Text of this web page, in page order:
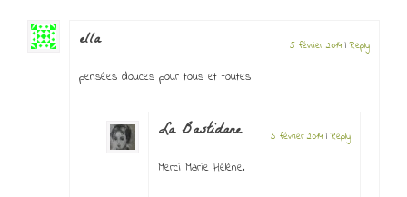
ella 5 février 2014 |Reply
pensées douces pour tous et toutes
La Bastidane 5 février 2014 |Reply
Merci Marie Hélène.